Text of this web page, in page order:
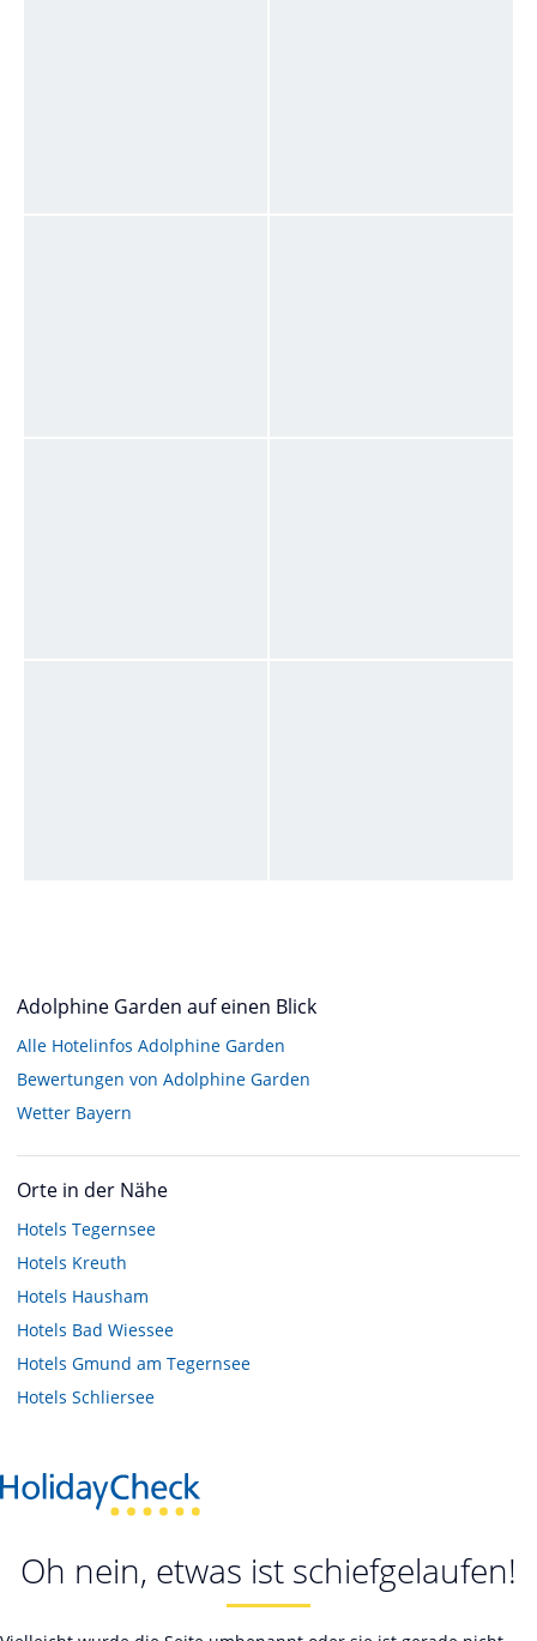
Adolphine Garden auf einen Blick
Alle Hotelinfos Adolphine Garden
Bewertungen von Adolphine Garden
Wetter Bayern
Orte in der Nähe
Hotels Tegernsee
Hotels Kreuth
Hotels Hausham
Hotels Bad Wiessee
Hotels Gmund am Tegernsee
Hotels Schliersee
Oh nein, etwas ist schiefgelaufen!